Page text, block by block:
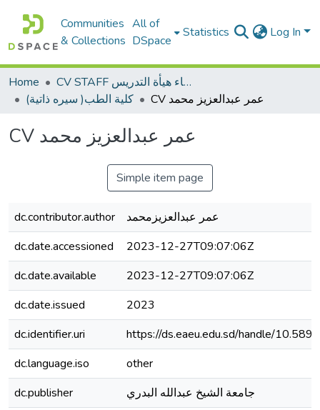
Communities
& Collections
All of
DSpace
Statistics Log In
Home
CV STAFF السيره الذاتية لأعضاء هيأة التدريس
(سيره ذاتية )كلية الطب
CV عمر عبدالعزيز محمد
CV عمر عبدالعزيز محمد
Simple item page
dc.contributor.author
عمر عبدالعزيزمحمد
dc.date.accessioned
2023-12-27T09:07:06Z
dc.date.available
2023-12-27T09:07:06Z
dc.date.issued
2023
dc.identifier.uri
https://ds.eaeu.edu.sd/handle/
dc.language.iso
other
dc.publisher
جامعة الشيخ عبدالله البدري